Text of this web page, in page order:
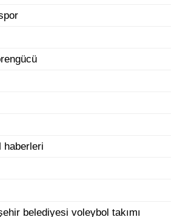
haberleri
belediyesi voleybol takımı